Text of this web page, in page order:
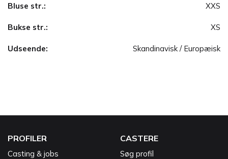
Bluse str.: XXS
Bukse str.: XS
Udseende: Skandinavisk / Europæisk
PROFILER
Casting & jobs
CASTERE
Søg profil